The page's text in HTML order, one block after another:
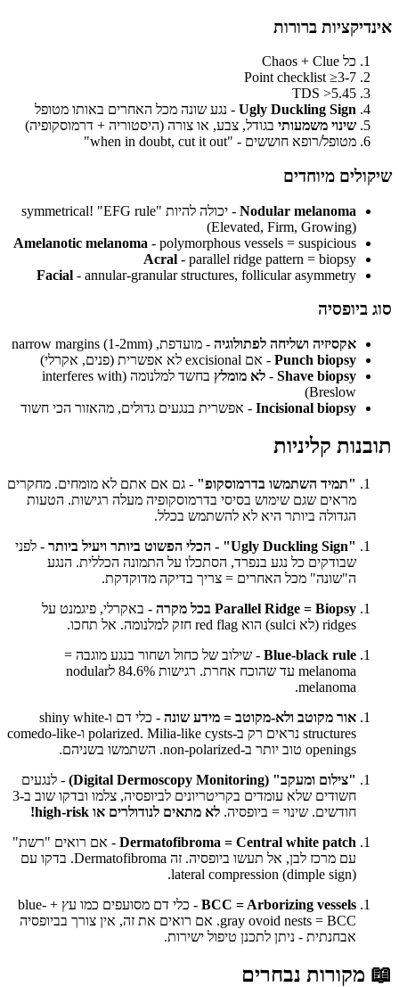
אינדיקציות ברורות
כל Chaos + Clue
7-Point checklist ≥3
TDS >5.45
Ugly Duckling Sign - נגע שונה מכל האחרים באותו מטופל
שינוי משמעותי בגודל, צבע, או צורה (היסטוריה + דרמוסקופיה)
מטופל/רופא חוששים - "when in doubt, cut it out"
שיקולים מיוחדים
Nodular melanoma
- יכולה להיות symmetrical! "EFG rule"
(Elevated, Firm, Growing)
Amelanotic melanoma - polymorphous vessels = suspicious
Acral - parallel ridge pattern = biopsy
Facial - annular-granular structures, follicular asymmetry
סוג ביופסיה
אקסיזיה ושליחה לפתולוגיה - מועדפת, narrow margins (1-2mm)
Punch biopsy - אם excisional לא אפשרית (פנים, אקרלי)
Shave biopsy
- לא מומלץ
בחשד למלנומה (interferes with
Breslow)
Incisional biopsy - אפשרית בנגעים גדולים, מהאזור הכי חשוד
תובנות קליניות
"תמיד השתמשו בדרמוסקופ" - גם אם אתם לא מומחים. מחקרים
מראים שגם שימוש בסיסי בדרמוסקופיה מעלה רגישות. הטעות
הגדולה ביותר היא לא להשתמש בכלל.
"Ugly Duckling Sign" - הכלי הפשוט ביותר ויעיל ביותר
- לפני
שבודקים כל נגע בנפרד, הסתכלו על התמונה הכללית. הנגע
ה"שונה" מכל האחרים = צריך בדיקה מדוקדקת.
Parallel Ridge = Biopsy בכל מקרה
- באקרלי, פיגמנט על
ridges (לא sulci) הוא red flag חזק למלנומה. אל תחכו.
Blue-black rule - שילוב של כחול ושחור בנגע מוגבה =
melanoma עד שהוכח אחרת. רגישות 84.6% לnodular
melanoma.
אור מקוטב ולא-מקוטב = מידע שונה
- כלי דם ו-shiny white
structures נראים רק ב-polarized. Milia-like cysts ו-comedo-like
openings טוב יותר ב-non-polarized. השתמשו בשניהם.
"צילום ומעקב" (Digital Dermoscopy Monitoring)
- לנגעים
חשודים שלא עומדים בקריטריונים לביופסיה, צלמו ובדקו שוב ב-3
חודשים. שינוי = ביופסיה. לא מתאים לנודולרים או high-risk!
Dermatofibroma = Central white patch - אם רואים "רשת"
עם מרכז לבן, אל תעשו ביופסיה. זה Dermatofibroma. בדקו עם
lateral compression (dimple sign).
BCC = Arborizing vessels
- כלי דם מסועפים כמו עץ + blue-
gray ovoid nests = BCC. אם רואים את זה, אין צורך בביופסיה
אבחנתית - ניתן לתכנן טיפול ישירות.
📖 מקורות נבחרים